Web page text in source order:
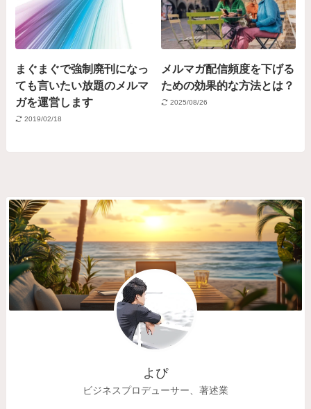
まぐまぐで強制廃刊になっ
ても言いたい放題のメルマ
ガを運営します
2019/02/18
メルマガ配信頻度を下げる
ための効果的な方法とは？
2025/08/26
よぴ
ビジネスプロデューサー、著述業